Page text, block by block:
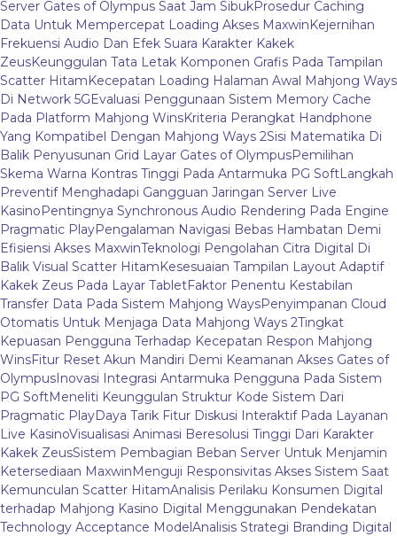
Server Gates of Olympus Saat Jam SibukProsedur Caching
Data Untuk Mempercepat Loading Akses MaxwinKejernihan
Frekuensi Audio Dan Efek Suara Karakter Kakek
ZeusKeunggulan Tata Letak Komponen Grafis Pada Tampilan
Scatter HitamKecepatan Loading Halaman Awal Mahjong Ways
Di Network 5GEvaluasi Penggunaan Sistem Memory Cache
Pada Platform Mahjong WinsKriteria Perangkat Handphone
Yang Kompatibel Dengan Mahjong Ways 2Sisi Matematika Di
Balik Penyusunan Grid Layar Gates of OlympusPemilihan
Skema Warna Kontras Tinggi Pada Antarmuka PG SoftLangkah
Preventif Menghadapi Gangguan Jaringan Server Live
KasinoPentingnya Synchronous Audio Rendering Pada Engine
Pragmatic PlayPengalaman Navigasi Bebas Hambatan Demi
Efisiensi Akses MaxwinTeknologi Pengolahan Citra Digital Di
Balik Visual Scatter HitamKesesuaian Tampilan Layout Adaptif
Kakek Zeus Pada Layar TabletFaktor Penentu Kestabilan
Transfer Data Pada Sistem Mahjong WaysPenyimpanan Cloud
Otomatis Untuk Menjaga Data Mahjong Ways 2Tingkat
Kepuasan Pengguna Terhadap Kecepatan Respon Mahjong
WinsFitur Reset Akun Mandiri Demi Keamanan Akses Gates of
OlympusInovasi Integrasi Antarmuka Pengguna Pada Sistem
PG SoftMeneliti Keunggulan Struktur Kode Sistem Dari
Pragmatic PlayDaya Tarik Fitur Diskusi Interaktif Pada Layanan
Live KasinoVisualisasi Animasi Beresolusi Tinggi Dari Karakter
Kakek ZeusSistem Pembagian Beban Server Untuk Menjamin
Ketersediaan MaxwinMenguji Responsivitas Akses Sistem Saat
Kemunculan Scatter HitamAnalisis Perilaku Konsumen Digital
terhadap Mahjong Kasino Digital Menggunakan Pendekatan
Technology Acceptance ModelAnalisis Strategi Branding Digital